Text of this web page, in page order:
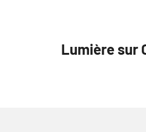
Lumière sur